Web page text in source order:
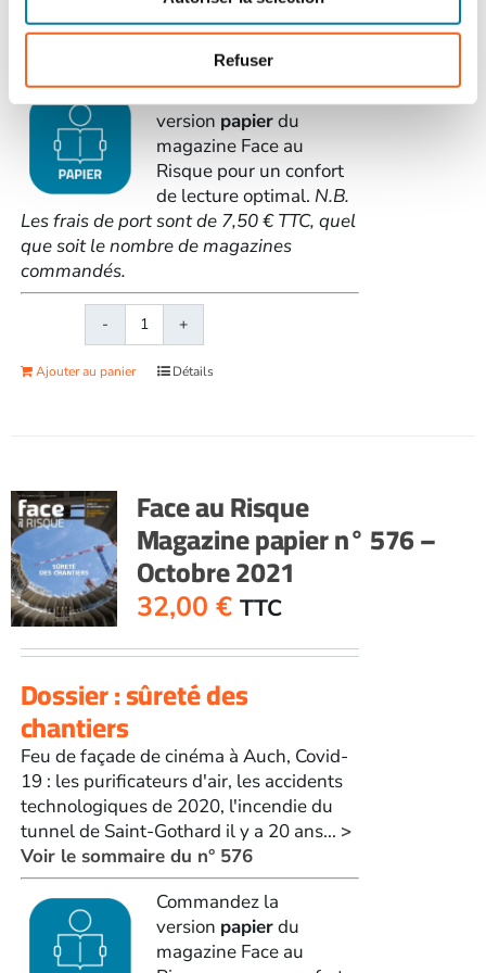
Refuser
y a 20 ans...> Voir le sommaire du n°
Commandez la
version papierdu
magazine Face au
Risque pour un confort
de lecture optimal. N.B.
Les frais de port sont de 7,50 € TTC, quel
que soit le nombre de magazines
commandés.
quantité
de
Face
575
-
Septembre
2021
Ajouter au panier Détails
Face au Risque
Magazine papier n° 576 –
Octobre 2021
32,00 € TTC
Dossier : sûreté des
chantiers
Feu de façade de cinéma à Auch, Covid-
19 : les purificateurs d'air, les accidents
technologiques de 2020, l'incendie du
tunnel de Saint-Gothard il y a 20 ans... >
Voir le sommaire du n° 576
Commandez la
version papierdu
magazine Face au